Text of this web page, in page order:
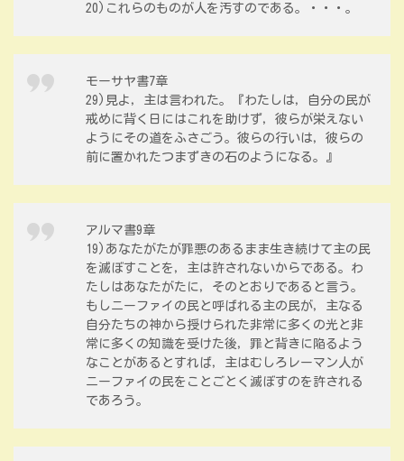
20)これらのものが人を汚すのである。・・・。
モーサヤ書7章
29)見よ，主は言われた。『わたしは，自分の民が
戒めに背く日にはこれを助けず，彼らが栄えない
ようにその道をふさごう。彼らの行いは，彼らの
前に置かれたつまずきの石のようになる。』
アルマ書9章
19)あなたがたが罪悪のあるまま生き続けて主の民
を滅ぼすことを，主は許されないからである。わ
たしはあなたがたに，そのとおりであると言う。
もしニーファイの民と呼ばれる主の民が，主なる
自分たちの神から授けられた非常に多くの光と非
常に多くの知識を受けた後，罪と背きに陥るよう
なことがあるとすれば，主はむしろレーマン人が
ニーファイの民をことごとく滅ぼすのを許される
であろう。